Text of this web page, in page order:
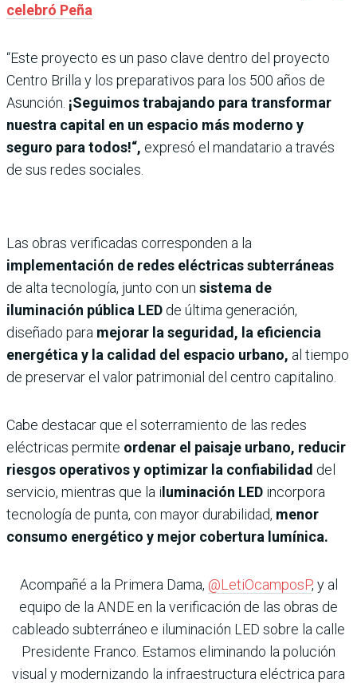
celebró Peña
“Este proyecto es un paso clave dentro del proyecto
Centro Brilla y los preparativos para los 500 años de
Asunción. ¡Seguimos trabajando para transformar
nuestra capital en un espacio más moderno y
seguro para todos!“, expresó el mandatario a través
de sus redes sociales.
Las obras verificadas corresponden a la
implementación de redes eléctricas subterráneas
de alta tecnología, junto con un sistema de
iluminación pública LED de última generación,
diseñado para mejorar la seguridad, la eficiencia
energética y la calidad del espacio urbano, al tiempo
de preservar el valor patrimonial del centro capitalino.
Cabe destacar que el soterramiento de las redes
eléctricas permite ordenar el paisaje urbano, reducir
riesgos operativos y optimizar la confiabilidad del
servicio, mientras que la iluminación LED incorpora
tecnología de punta, con mayor durabilidad, menor
consumo energético y mejor cobertura lumínica.
Acompañé a la Primera Dama, @LetiOcamposP, y al
equipo de la ANDE en la verificación de las obras de
cableado subterráneo e iluminación LED sobre la calle
Presidente Franco. Estamos eliminando la polución
visual y modernizando la infraestructura eléctrica para